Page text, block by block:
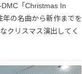
「Christmas In
の名曲から新作までを
クリスマス演出してく